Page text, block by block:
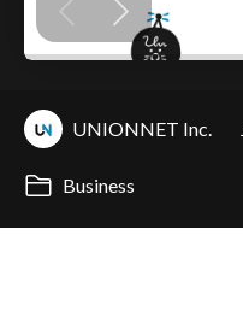
UNIONNET Inc.
Business